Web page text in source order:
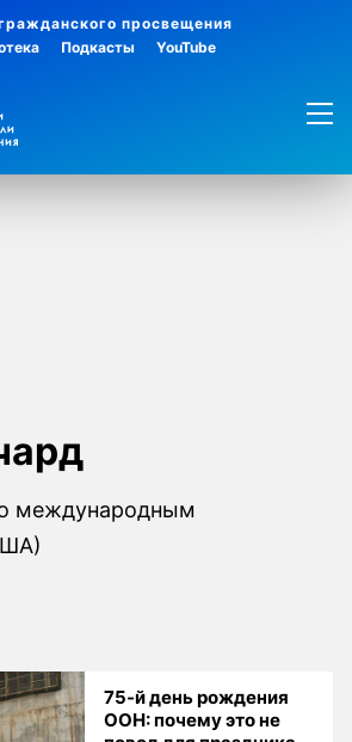
просвещения
Подкасты YouTube
международным
75-й день рождения
ООН: почему это не